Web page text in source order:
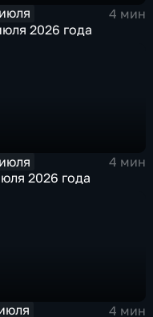
4 мин
2026 года
4 мин
2026 года
4 мин